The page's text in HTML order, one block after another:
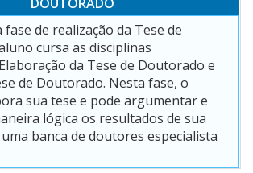
fase de realização da Tese de
cursa as disciplinas
da Tese de Doutorado e
de Doutorado. Nesta fase, o
sua tese e pode argumentar e
lógica os resultados de sua
banca de doutores especialista